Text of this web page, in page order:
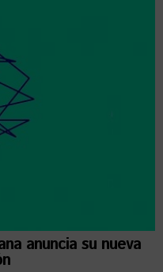
anuncia su nueva